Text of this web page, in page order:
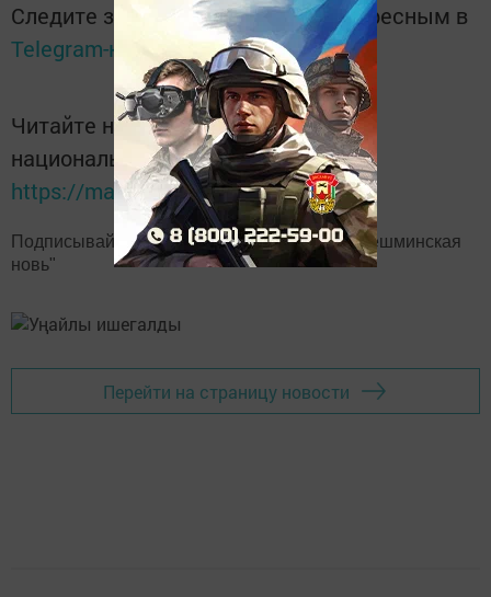
Следите за самым важным и интересным в
Telegram-канале
Татмедиа
Читайте новости Татарстана в
национальном мессенджере MАХ:
https://max.ru/tatmedia
Подписывайтесь на нашTelegram-канал"Шешминская
новь"
Перейти на страницу новости